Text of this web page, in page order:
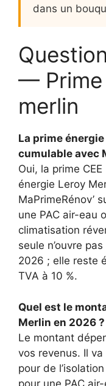
dans un
— Prime
merlin
La prime
cumulable avec
Oui, la prime
énergie Leroy
MaPrimeRénov’
une PAC air-eau
climatisation
seule n’ouvre
2026 ; elle reste
TVA à 10 %.
Quel est le
Merlin en 2026 ?
Le montant
vos revenus. Il va
pour de
pour une PAC